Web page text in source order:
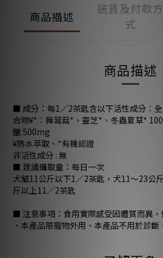
商品描述
送貨及付款方
式
商品描述
■ 成分：每1／2茶匙含以下活性成分：
合物¥*：舞茸菇*、靈芝*、冬蟲夏草*
醣 500mg
¥熱水萃取、*有機認證
非活性成分 : 無
■ 建議攝取量：每日一次
犬貓11公斤以下1／2茶匙，犬11～23公
斤以上11／2茶匙
■ 注意事項：食用實際感受因體質而異
、本產品限寵物外用、本產品不用於診斷